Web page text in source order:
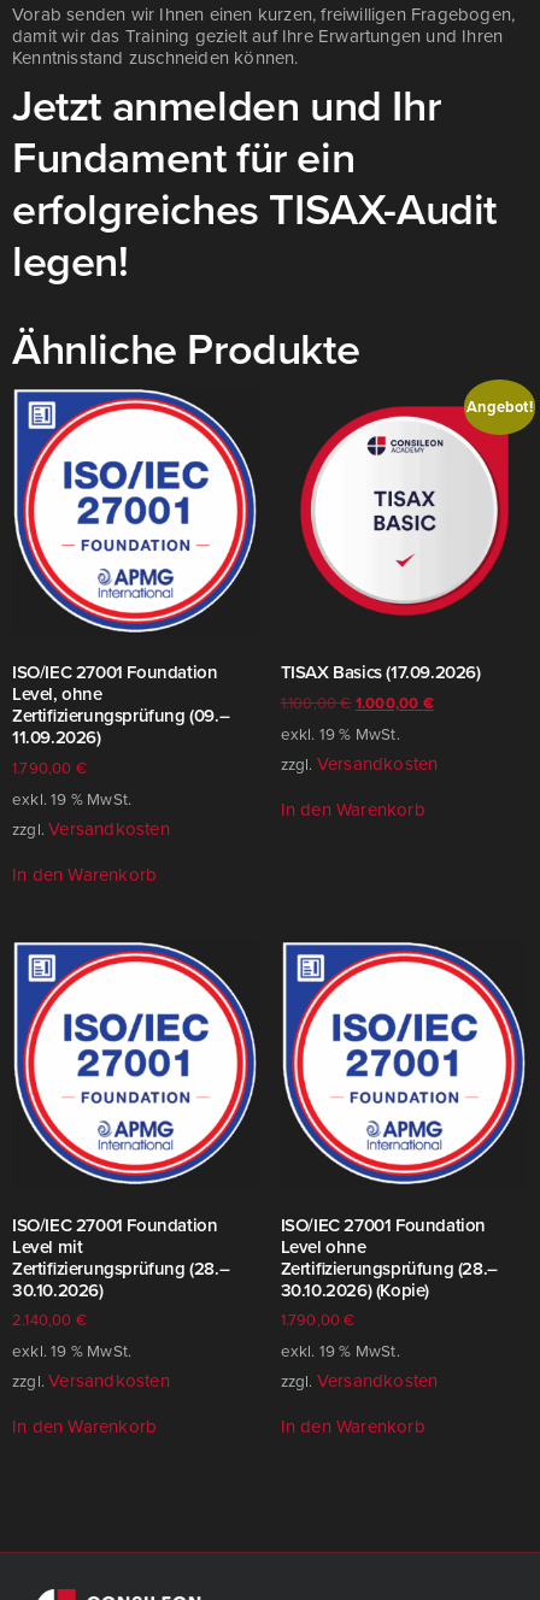
Vor­ab sen­den wir Ihnen einen kur­zen, frei­wil­li­gen Fra­ge­bo­gen,
damit wir das Trai­ning gezielt auf Ihre Erwar­tun­gen und Ihren
Kennt­nis­stand zuschnei­den kön­nen.
Jetzt anmelden und Ihr
Fundament für ein
erfolgreiches TISAX-Audit
legen!
Ähnliche Produkte
ISO/​IEC 27001 Foundation
Level, ohne
Zertifizierungsprüfung (09.–
11.09.2026)
1.790,00 €
exkl. 19 % MwSt.
zzgl.Versandkosten
In den Warenkorb
Angebot!
TISAX Basics (17.09.2026)
1.100,00€1.000,00 €
exkl. 19 % MwSt.
zzgl. Versandkosten
In den Warenkorb
ISO/​IEC 27001 Foundation
Level mit
Zertifizierungsprüfung (28.–
30.10.2026)
2.140,00 €
exkl. 19 % MwSt.
zzgl.Versandkosten
In den Warenkorb
ISO/​IEC 27001 Foundation
Level ohne
Zertifizierungsprüfung (28.–
30.10.2026) (Kopie)
1.790,00€
exkl. 19 % MwSt.
zzgl. Versandkosten
In den Warenkorb